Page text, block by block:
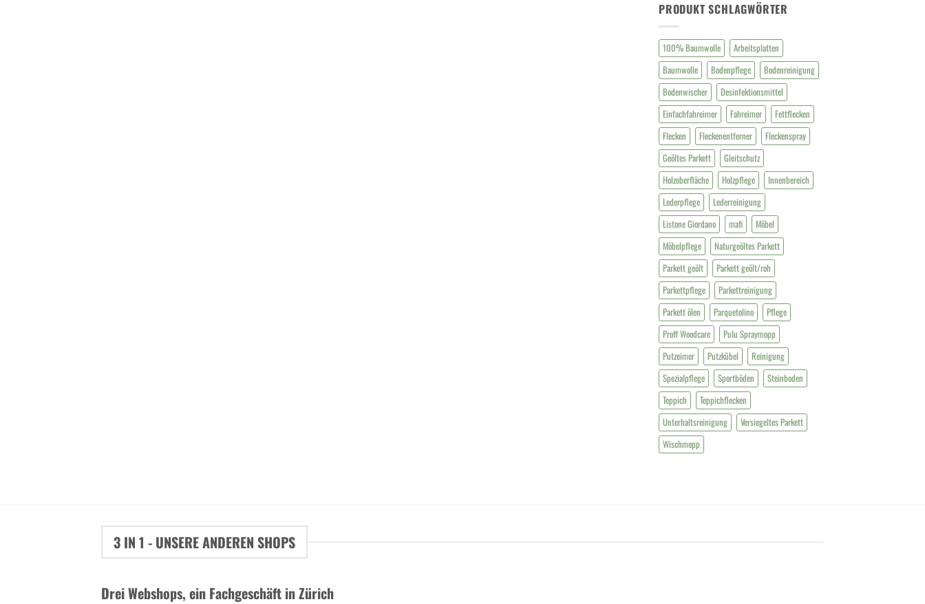
PRODUKT SCHLAGWÖRTER
100% Baumwolle
Arbeitsplatten
Baumwolle
Bodenpflege
Bodenreinigung
Bodenwischer
Desinfektionsmittel
Einfachfahreimer
Fahreimer
Fettflecken
Flecken
Fleckenentferner
Fleckenspray
Geöltes Parkett
Gleitschutz
Holzoberfläche
Holzpflege
Innenbereich
Lederpflege
Lederreinigung
Listone Giordano
mafi
Möbel
Möbelpflege
Naturgeöltes Parkett
Parkett geölt
Parkett geölt/roh
Parkettpflege
Parkettreinigung
Parkett ölen
Parquetolino
Pflege
Proff Woodcare
Pulu Spraymopp
Putzeimer
Putzkübel
Reinigung
Spezialpflege
Sportböden
Steinboden
Teppich
Teppichflecken
Unterhaltsreinigung
Versiegeltes Parkett
Wischmopp
3 IN 1 - UNSERE ANDEREN SHOPS
Drei Webshops, ein Fachgeschäft in Zürich